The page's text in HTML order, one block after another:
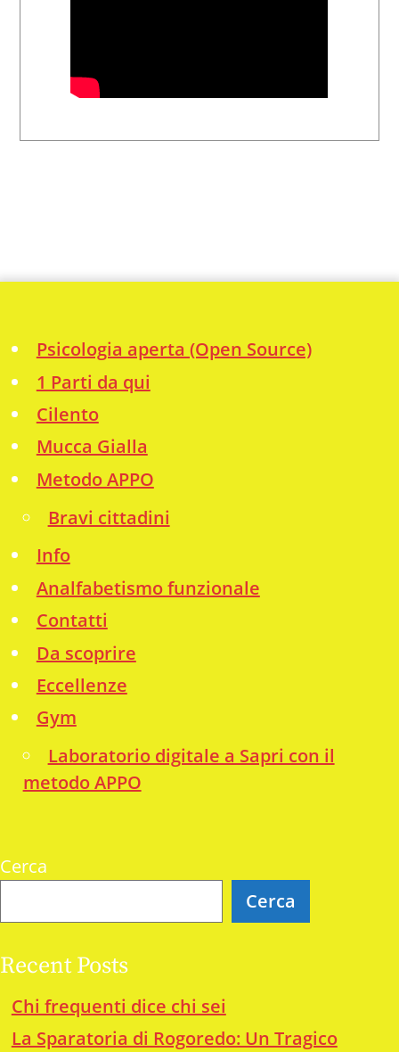
Psicologia aperta (Open Source)
1 Parti da qui
Cilento
Mucca Gialla
Metodo APPO
Bravi cittadini
Info
Analfabetismo funzionale
Contatti
Da scoprire
Eccellenze
Gym
Laboratorio digitale a Sapri con il
metodo APPO
Cerca
Cerca
Recent Posts
Chi frequenti dice chi sei
La Sparatoria di Rogoredo: Un Tragico